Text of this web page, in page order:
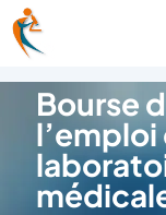
Bourse
l’emploi